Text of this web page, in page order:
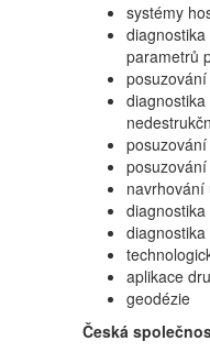
systémy
parametrů
navrhování
aplikace
geodézie
Česká